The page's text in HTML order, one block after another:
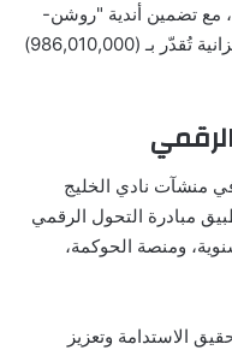
مع تضمين أندية "روشن-
يلو- الدرجة الثانية" ضمن المبادرة، وبميزانية تُقدّر بـ (986,010,000)
منشآت نادي الخليج
مبادرة التحول الرقمي
ومنصة الحوكمة،
الاستدامة وتعزيز